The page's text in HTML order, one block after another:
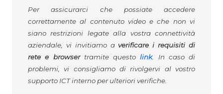
Per assicurarci che possiate accedere
correttamente al contenuto video e che non vi
siano restrizioni legate alla vostra connettività
aziendale, vi invitiamo averificare i requisiti di
rete e browsertramite questolink. In caso di
problemi, vi consigliamo di rivolgervi al vostro
supporto ICT interno per ulteriori verifiche.